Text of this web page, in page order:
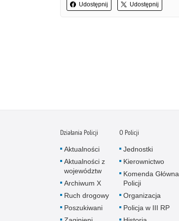
Udostępnij Udostępnij
Działania Policji
Aktualności
Aktualności z
województw
Archiwum X
Ruch drogowy
Poszukiwani
O Policji
Jednostki
Kierownictwo
Komenda Główna
Policji
Organizacja
Policja w III RP